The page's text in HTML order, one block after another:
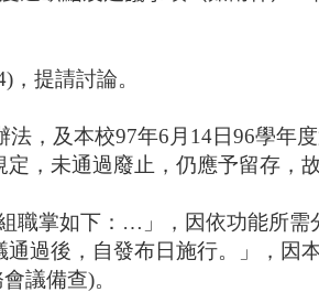
，提請討論。
，及本校97年6月14日96學年
，未通過廢止，仍應予留存，
職掌如下：…」，因依功能所需
過後，自發布日施行。」，因
議備查)。